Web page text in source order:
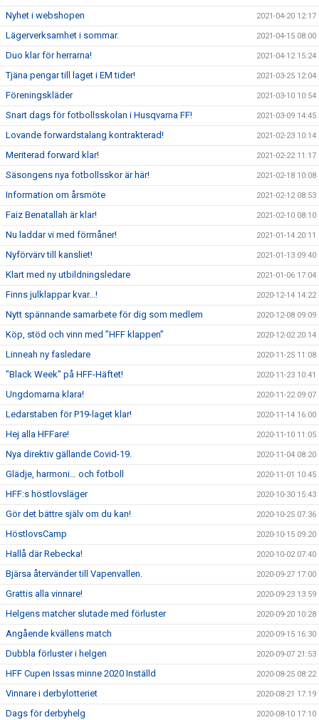
Nyhet i webshopen 2021-04-20 12:17
Lägerverksamhet i sommar. 2021-04-15 08:00
Duo klar för herrarna! 2021-04-12 15:24
Tjäna pengar till laget i EM tider! 2021-03-25 12:04
Föreningskläder 2021-03-10 10:54
Snart dags för fotbollsskolan i Husqvarna FF! 2021-03-09 14:45
Lovande forwardstalang kontrakterad! 2021-02-23 10:14
Meriterad forward klar! 2021-02-22 11:17
Säsongens nya fotbollsskor är här! 2021-02-18 10:08
Information om årsmöte 2021-02-12 08:53
Faiz Benatallah är klar! 2021-02-10 08:10
Nu laddar vi med förmåner! 2021-01-14 20:11
Nyförvärv till kansliet! 2021-01-13 09:40
Klart med ny utbildningsledare 2021-01-06 17:04
Finns julklappar kvar...! 2020-12-14 14:22
Nytt spännande samarbete för dig som medlem 2020-12-08 09:09
Köp, stöd och vinn med ”HFF klappen” 2020-12-02 20:14
Linneah ny fasledare 2020-11-25 11:08
"Black Week" på HFF-Häftet! 2020-11-23 10:41
Ungdomarna klara! 2020-11-22 09:07
Ledarstaben för P19-laget klar! 2020-11-14 16:00
Hej alla HFFare! 2020-11-10 11:05
Nya direktiv gällande Covid-19. 2020-11-04 08:20
Glädje, harmoni… och fotboll 2020-11-01 10:45
HFF:s höstlovsläger 2020-10-30 15:43
Gör det bättre själv om du kan! 2020-10-25 07:36
HöstlovsCamp 2020-10-15 09:20
Hallå där Rebecka! 2020-10-02 07:40
Bjärsa återvänder till Vapenvallen. 2020-09-27 17:00
Grattis alla vinnare! 2020-09-23 13:59
Helgens matcher slutade med förluster 2020-09-20 10:28
Angående kvällens match 2020-09-15 16:30
Dubbla förluster i helgen 2020-09-07 21:53
HFF Cupen Issas minne 2020 Inställd 2020-08-25 08:22
Vinnare i derbylotteriet 2020-08-21 17:19
Dags för derbyhelg 2020-08-10 17:10